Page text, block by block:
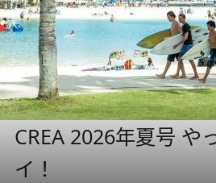
CREA 2026年夏号 や
イ！